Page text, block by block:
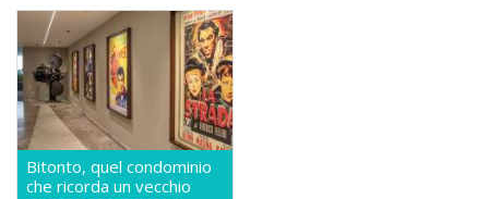
Bitonto, quel condominio
che ricorda un vecchio